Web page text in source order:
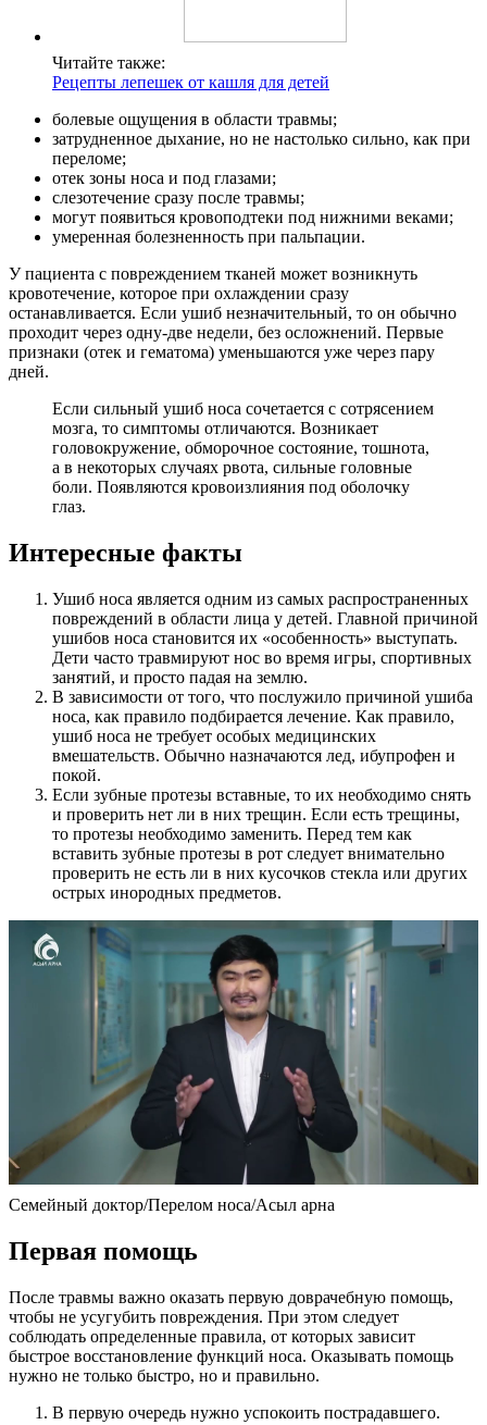
Читайте также:
Рецепты лепешек от кашля для детей
болевые ощущения в области травмы;
затрудненное дыхание, но не настолько сильно, как при
переломе;
отек зоны носа и под глазами;
слезотечение сразу после травмы;
могут появиться кровоподтеки под нижними веками;
умеренная болезненность при пальпации.
У пациента с повреждением тканей может возникнуть
кровотечение, которое при охлаждении сразу
останавливается. Если ушиб незначительный, то он обычно
проходит через одну-две недели, без осложнений. Первые
признаки (отек и гематома) уменьшаются уже через пару
дней.
Если сильный ушиб носа сочетается с сотрясением
мозга, то симптомы отличаются. Возникает
головокружение, обморочное состояние, тошнота,
а в некоторых случаях рвота, сильные головные
боли. Появляются кровоизлияния под оболочку
глаз.
Интересные факты
Ушиб носа является одним из самых распространенных
повреждений в области лица у детей. Главной причиной
ушибов носа становится их «особенность» выступать.
Дети часто травмируют нос во время игры, спортивных
занятий, и просто падая на землю.
В зависимости от того, что послужило причиной ушиба
носа, как правило подбирается лечение. Как правило,
ушиб носа не требует особых медицинских
вмешательств. Обычно назначаются лед, ибупрофен и
покой.
Если зубные протезы вставные, то их необходимо снять
и проверить нет ли в них трещин. Если есть трещины,
то протезы необходимо заменить. Перед тем как
вставить зубные протезы в рот следует внимательно
проверить не есть ли в них кусочков стекла или других
острых инородных предметов.
Семейный доктор/Перелом носа/Асыл арна
Первая помощь
После травмы важно оказать первую доврачебную помощь,
чтобы не усугубить повреждения. При этом следует
соблюдать определенные правила, от которых зависит
быстрое восстановление функций носа. Оказывать помощь
нужно не только быстро, но и правильно.
В первую очередь нужно успокоить пострадавшего.